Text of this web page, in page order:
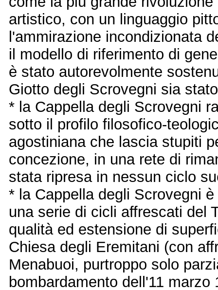
artistico, con un linguaggio
l'ammirazione incondizionata
il modello di riferimento di
è stato autorevolmente
Giotto degli Scrovegni sia
* la Cappella degli Scrovegni
sotto il profilo filosofico-
agostiniana che lascia stupiti
concezione, in una rete di
stata ripresa in nessun ciclo
* la Cappella degli Scrovegni
una serie di cicli affrescati del
qualità ed estensione di
Chiesa degli Eremitani (con
Menabuoi, purtroppo solo
bombardamento dell'11